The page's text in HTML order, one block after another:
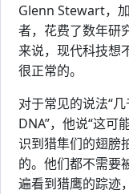
Glenn Stewart，
者，花费了数年研
来说，现代科技想
很正常的。
对于常见的说法“
DNA”，他说“这可
识到猎隼们的翅膀
的。他们都不需要
遍看到猎鹰的踪迹